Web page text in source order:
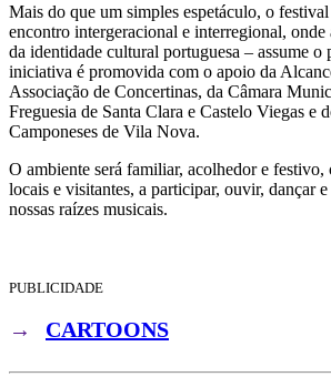
Mais do que um simples espetáculo, o
encontro intergeracional e interregional,
da identidade cultural portuguesa – assume o
iniciativa é promovida com o apoio da
Associação de Concertinas, da Câmara
Freguesia de Santa Clara e Castelo Viegas e
Camponeses de Vila Nova.
O ambiente será familiar, acolhedor e festivo,
locais e visitantes, a participar, ouvir, dançar
nossas raízes musicais.
PUBLICIDADE
→ CARTOONS